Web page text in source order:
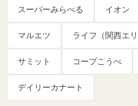
スーパーみらべる イオン
マルエツ ライフ（関西エリ
サミット コープこうべ
デイリーカナート